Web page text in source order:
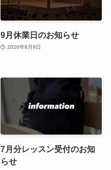
9月休業日のお知らせ
2026年8月9日
7月分レッスン受付のお知
らせ